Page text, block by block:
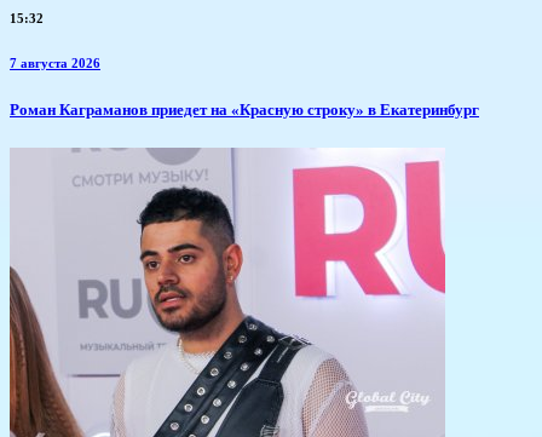
15:32
7 августа 2026
​Роман Каграманов приедет на «Красную строку» в Екатеринбург